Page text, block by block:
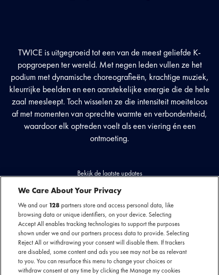
TWICE is uitgegroeid tot een van de meest geliefde K-
popgroepen ter wereld. Met negen leden vullen ze het
podium met dynamische choreografieën, krachtige muziek,
kleurrijke beelden en een aanstekelijke energie die de hele
zaal meesleept. Toch wisselen ze die intensiteit moeiteloos
af met momenten van oprechte warmte en verbondenheid,
waardoor elk optreden voelt als een viering én een
ontmoeting.
Bekijk de laatste updates
We Care About Your Privacy
We and our 128partners store and access personal data, like
browsing data or unique identifiers, on your device. Selecting
Accept All enables tracking technologies to support the purposes
shown under we and our partners process data to provide. Selecting
Reject All or withdrawing your consent will disable them. If trackers
are disabled, some content and ads you see may not be as relevant
to you. You can resurface this menu to change your choices or
withdraw consent at any time by clicking the Manage my cookies